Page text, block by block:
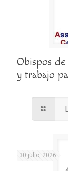
Obispos
y trabajo
30 julio, 2026